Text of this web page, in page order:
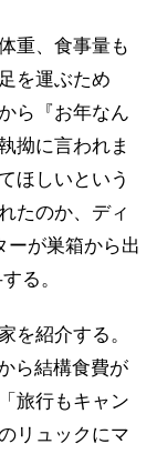
重、食事量も
を運ぶため
ら『お年なん
拗に言われま
ほしいという
たのか、ディ
ーが巣箱から出
る。
を紹介する。
ら結構食費が
旅行もキャン
リュックにマ